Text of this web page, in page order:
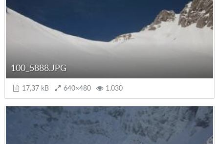
100_5888.JPG
17,37 kB 640×480 1.030